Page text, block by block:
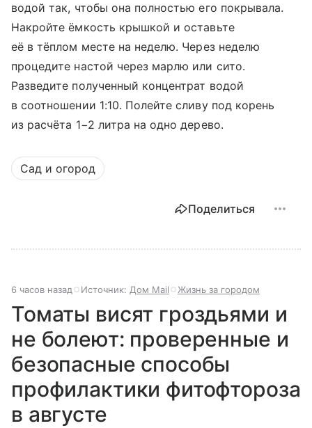
водой так, чтобы она полностью его покрывала.
Накройте ёмкость крышкой и оставьте
её в тёплом месте на неделю. Через неделю
процедите настой через марлю или сито.
Разведите полученный концентрат водой
в соотношении 1:10. Полейте сливу под корень
из расчёта 1−2 литра на одно дерево.
Сад и огород
Поделиться
6 часов назад Источник: Дом Mail Жизнь за городом
Томаты висят гроздьями и
не болеют: проверенные и
безопасные способы
профилактики фитофтороза
в августе